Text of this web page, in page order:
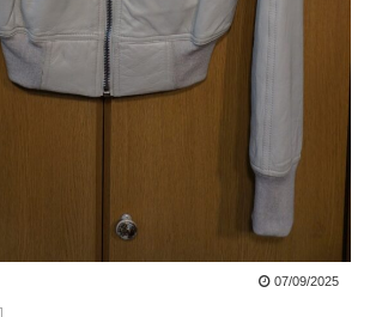
07/09/2025